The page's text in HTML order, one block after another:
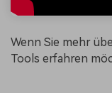
Wenn Sie mehr
Tools erfahren